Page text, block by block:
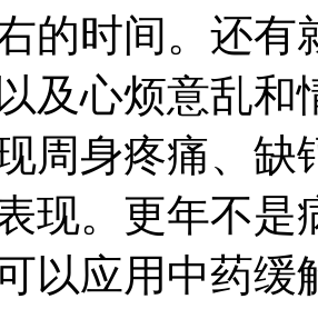
的时间。还有
及心烦意乱和
周身疼痛、
现。更年不是
以应用中药